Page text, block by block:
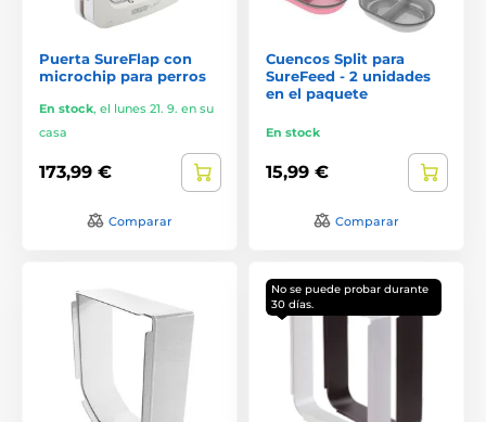
Puerta SureFlap con
microchip para perros
En stock, el lunes 21. 9. en su
casa
173,99 €
Comparar
Cuencos Split para
SureFeed - 2 unidades
en el paquete
En stock
15,99 €
Comparar
No se puede probar durante
30 días.